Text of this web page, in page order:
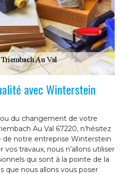
avec Winterstein
ou du changement de votre
Au Val 67220, n’hésitez
de notre entreprise Winterstein
travaux, nous n’allons utiliser
qui sont à la pointe de la
que nous allons vous poser